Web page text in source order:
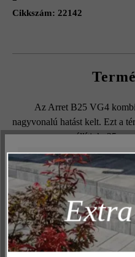
Cikkszám: 22142
Az Arret B25 VG4
nagyvonalú hatást kelt. Ezt a
vegyesen szállítjuk. 25 cm-
sorokban rakható. Az így
hoz a burkolt felületbe. Így
bejárón, a ház előtti
szomszédok pedig nem
kétféle vastagságban
megfelelő
Műszakilag és működéshez
Marketing
Elemzés
Kényelem (weboldal működése)
Kényelem (Google Térkép)